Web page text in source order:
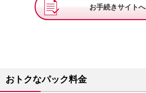
お手続きサイトへ
おトクなパック料金